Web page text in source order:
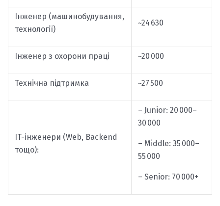
Інженер (машинобудування,
технології)
~24 630
Інженер з охорони праці ~20 000
Технічна підтримка ~27 500
IT-інженери (Web, Backend
тощо):
– Junior: 20 000–
30 000
– Middle: 35 000–
55 000
– Senior: 70 000+